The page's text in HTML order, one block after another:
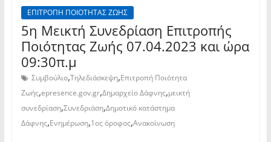
ΕΠΙΤΡΟΠΗ ΠΟΙΟΤΗΤΑΣ ΖΩΗΣ
5η Μεικτή Συνεδρίαση Επιτροπής
Ποιότητας Ζωής 07.04.2023 και ώρα
09:30π.μ
Συμβούλιο,Τηλεδιάσκεψη,Επιτροπή Ποιότητα
Ζωής,epresence.gov.gr,Δημαρχείο Δάφνης,μεικτή
συνεδρίαση,Συνεδριάση,Δημοτικό κατάστημα
Δάφνης,Ενημέρωση,1ος όροφος,Ανακοίνωση